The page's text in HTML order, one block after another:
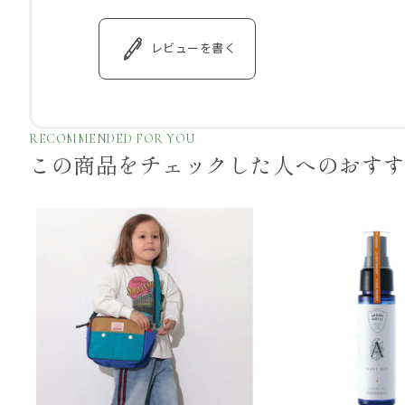
レビューを書く
RECOMMENDED FOR YOU
この商品をチェックした 人へのおす